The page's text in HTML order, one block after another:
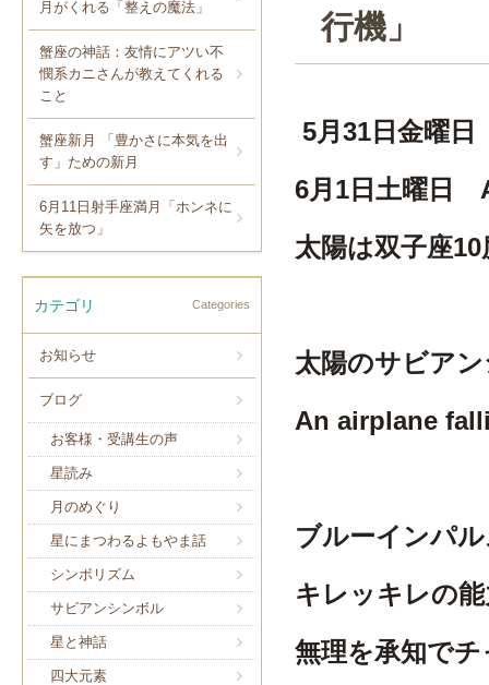
月がくれる「整えの魔法」
蟹座の神話：友情にアツい不
憫系カニさんが教えてくれる
こと
蟹座新月 「豊かさに本気を出
す」ための新月
6月11日射手座満月「ホンネに
矢を放つ」
カテゴリ Categories
お知らせ
ブログ
お客様・受講生の声
星読み
月のめぐり
星にまつわるよもやま話
シンボリズム
サビアンシンボル
星と神話
四大元素
行機」
5月31日金曜
6月1日土曜日
太陽は双子座
太陽のサビア
An airplane
ブルーインパ
キレッキレの
無理を承知で